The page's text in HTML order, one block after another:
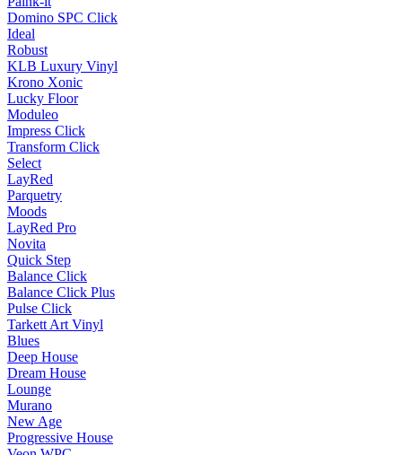
Domino SPC Click
Ideal
Robust
KLB Luxury Vinyl
Krono Xonic
Lucky Floor
Moduleo
Impress Click
Transform Click
Select
LayRed
Parquetry
Moods
LayRed Pro
Novita
Quick Step
Balance Click
Balance Click Plus
Pulse Click
Tarkett Art Vinyl
Blues
Deep House
Dream House
Lounge
Murano
New Age
Progressive House